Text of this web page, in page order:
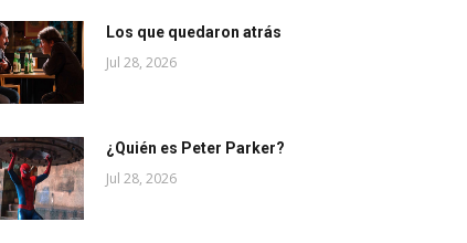
Los que quedaron atrás
Jul 28, 2026
¿Quién es Peter Parker?
Jul 28, 2026